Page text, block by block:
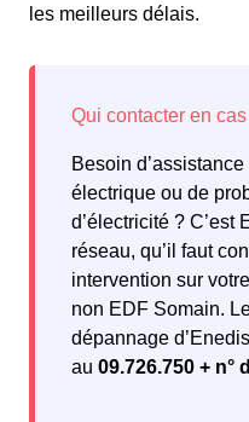
les meilleurs délais.
Besoin
électrique ou de
d’électricité ? C’est
réseau, qu’il faut
intervention sur
non EDF Somain.
dépannage
au 09.726.750 + n°